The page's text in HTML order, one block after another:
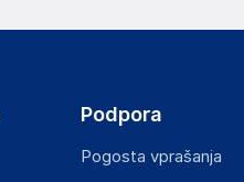
Podpora
Pogosta vprašanja